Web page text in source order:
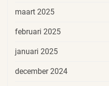
maart 2025
februari 2025
januari 2025
december 2024